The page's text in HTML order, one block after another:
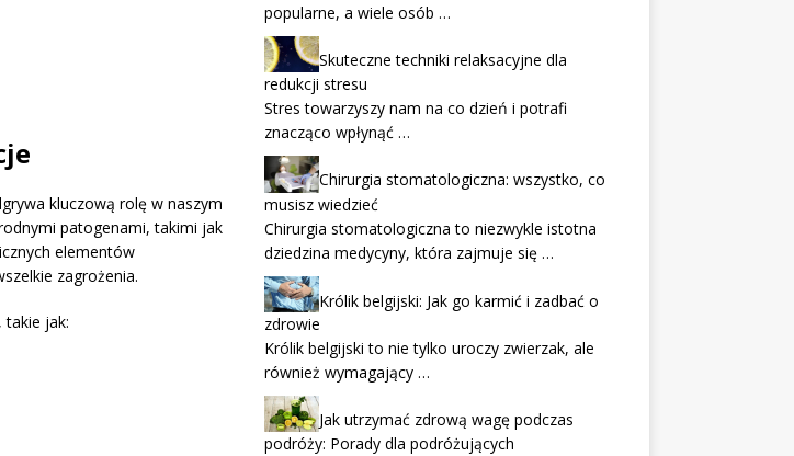
kluczową rolę w naszym
patogenami, takimi jak
elementów
zagrożenia.
takie jak:
popularne, a wiele osób …
Skuteczne techniki relaksacyjne dla
redukcji stresu
Stres towarzyszy nam na co dzień i potrafi
znacząco wpłynąć …
Chirurgia stomatologiczna: wszystko, co
musisz wiedzieć
Chirurgia stomatologiczna to niezwykle istotna
dziedzina medycyny, która zajmuje się …
Królik belgijski: Jak go karmić i zadbać o
zdrowie
Królik belgijski to nie tylko uroczy zwierzak, ale
również wymagający …
Jak utrzymać zdrową wagę podczas
podróży: Porady dla podróżujących